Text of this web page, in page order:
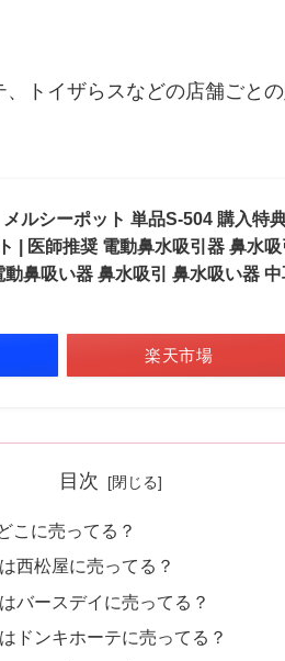
トイザらスなどの店舗ごと
ルシーポット 単品S-504 購入特
| 医師推奨 電動鼻水吸引器 鼻水
鼻吸い器 鼻水吸引 鼻水吸い器
楽天市場
目次
こに売ってる？
西松屋に売ってる？
バースデイに売ってる？
ドンキホーテに売ってる？